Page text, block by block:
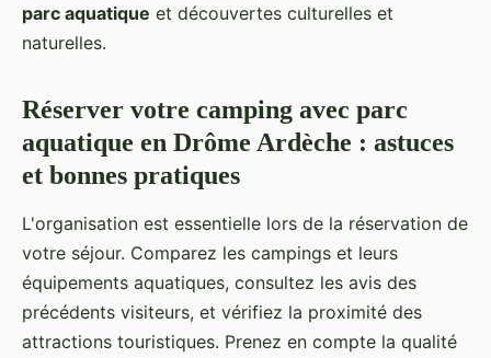
parc aquatique et découvertes culturelles et
naturelles.
Réserver votre camping avec parc
aquatique en Drôme Ardèche : astuces
et bonnes pratiques
L'organisation est essentielle lors de la réservation de
votre séjour. Comparez les campings et leurs
équipements aquatiques, consultez les avis des
précédents visiteurs, et vérifiez la proximité des
attractions touristiques. Prenez en compte la qualité